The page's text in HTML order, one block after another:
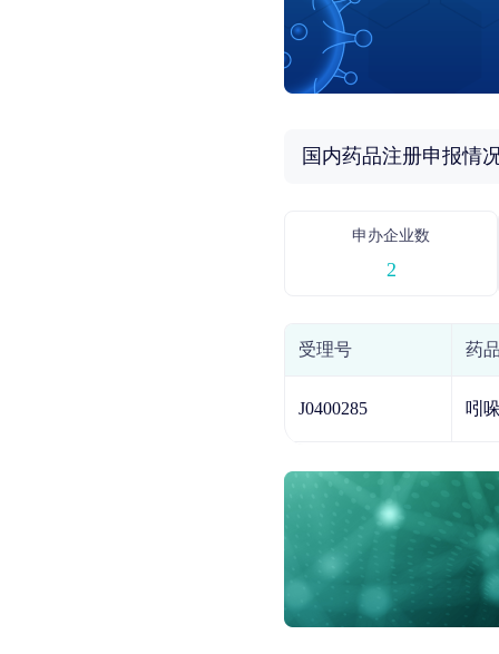
国内药品注册申报情
申办企业数
2
受理号 药
J0400285 吲